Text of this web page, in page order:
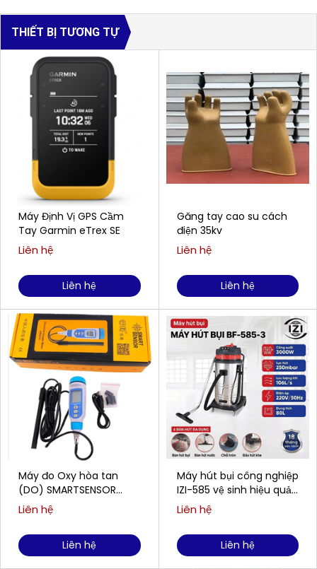
THIẾT BỊ TƯƠNG TỰ
Máy Định Vị GPS Cầm
Tay Garmin eTrex SE
Liên hệ
Liên hệ
Máy đo Oxy hòa tan
(DO) SMARTSENSOR
AR8210 (0,00 ~ 20,00
Liên hệ
Liên hệ
Găng tay cao su cách
điện 35kv
Liên hệ
Liên hệ
Máy hút bụi công nghiệp
IZI-585 vệ sinh hiệu quả
cho doanh nghiệp
Liên hệ
Liên hệ